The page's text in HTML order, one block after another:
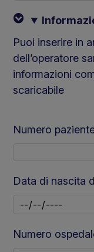
Puoi inserire in
dell’operatore
informazioni
scaricabile
Numero
Data di nascita
Numero